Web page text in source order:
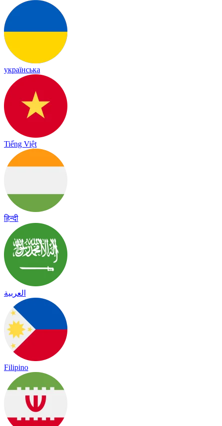
українська
Tiếng Việt
हिन्दी
العربية
Filipino